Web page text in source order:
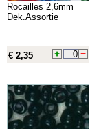
Rocailles 2,6mm
Dek.Assortie
€ 2,35